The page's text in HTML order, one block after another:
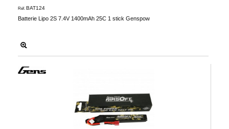
Batterie Lipo 2S 7.4V 1400mAh 25C 1 stick Genspow
Réf. BAT124